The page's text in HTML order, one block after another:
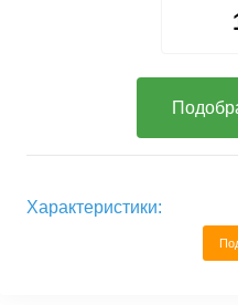
Характеристики: